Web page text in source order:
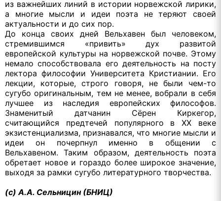
из важнейших линий в истории норвежской лирики,
а многие мысли и идеи поэта не теряют своей
актуальности и до сих пор.
До конца своих дней Вельхавен был человеком,
стремившимся «привить» дух развитой
европейской культуры на норвежской почве. Этому
немало способствовала его деятельность на посту
лектора философии Университета Кристиании. Его
лекции, которые, строго говоря, не были чем-то
сугубо оригинальным, тем не менее, вобрали в себя
лучшее из наследия европейских философов.
Знаменитый датчанин Сёрен Киркегор,
считающийся предтечей популярного в ХХ веке
экзистенциализма, признавался, что многие мысли и
идеи он почерпнул именно в общении с
Вельхавеном. Таким образом, деятельность поэта
обретает новое и гораздо более широкое значение,
выходя за рамки сугубо литературного творчества.
(с) А.А. Сельницин (БНИЦ)